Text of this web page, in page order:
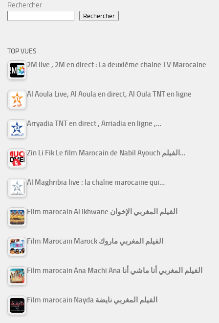
Rechercher
Rechercher
TOP VUES
2M live , 2M en direct : La deuxième chaine TV Marocaine
Al Aoula Live, Al Aoula en direct, Al Oula TNT en ligne
Arryadia TNT en direct , Arriadia en ligne ,…
Zin Li Fik Le film Marocain de Nabil Ayouch الفيلم…
Al Maghribia live : la chaîne marocaine qui…
Film marocain Al Ikhwane الفيلم المغربي الإخوان
Film Marocain Marock الفيلم المغربي ماروك
Film marocain Ana Machi Ana الفيلم المغربي أنا ماشي أنا
Film marocain Nayda الفيلم المغربي نايضة